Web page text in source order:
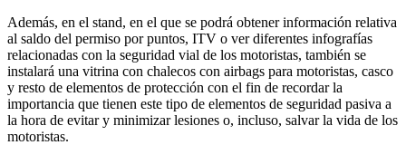
Además, en el stand, en el que se podrá obtener información relativa
al saldo del permiso por puntos, ITV o ver diferentes infografías
relacionadas con la seguridad vial de los motoristas, también se
instalará una vitrina con chalecos con airbags para motoristas, casco
y resto de elementos de protección con el fin de recordar la
importancia que tienen este tipo de elementos de seguridad pasiva a
la hora de evitar y minimizar lesiones o, incluso, salvar la vida de los
motoristas.